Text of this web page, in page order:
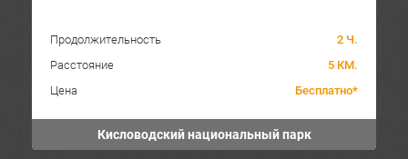
Продолжительность
2 Ч.
Расстояние
5 КМ.
Цена
Бесплатно*
Кисловодский национальный парк